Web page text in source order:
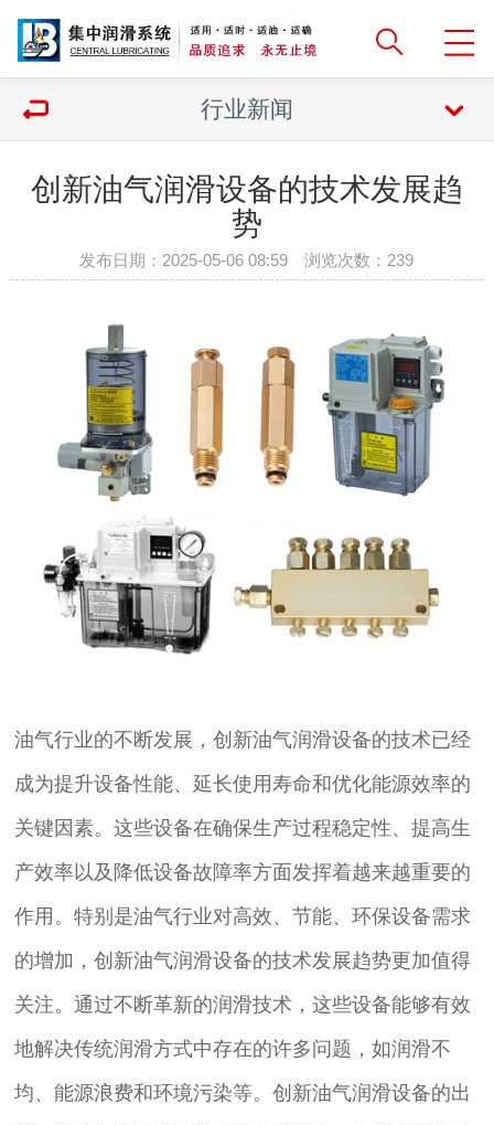
行业新闻
创新油气润滑设备的技术发展趋
势
发布日期：2025-05-06 08:59 浏览次数： 239
油气行业的不断发展，创新油气润滑设备的技术已经
成为提升设备性能、延长使用寿命和优化能源效率的
关键因素。这些设备在确保生产过程稳定性、提高生
产效率以及降低设备故障率方面发挥着越来越重要的
作用。特别是油气行业对高效、节能、环保设备需求
的增加，创新油气润滑设备的技术发展趋势更加值得
关注。通过不断革新的润滑技术，这些设备能够有效
地解决传统润滑方式中存在的许多问题，如润滑不
均、能源浪费和环境污染等。创新油气润滑设备的出